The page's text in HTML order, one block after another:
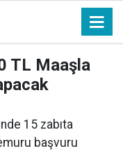
TL Maaşla
15 zabıta
başvuru